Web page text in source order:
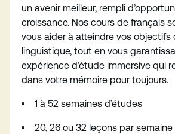
un avenir meilleur, rempli
croissance. Nos cours de français
vous aider à atteindre vos objectifs
linguistique, tout en vous
expérience d’étude immersive qui
dans votre mémoire pour toujours.
1 à 52 semaines d’études
20, 26 ou 32 leçons par semaine